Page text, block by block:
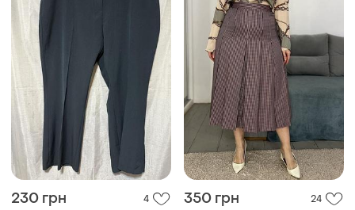
230 грн 4 350 грн 24